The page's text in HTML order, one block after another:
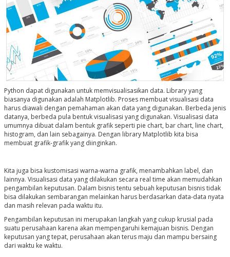
Python dapat digunakan untuk memvisualisasikan data. Library yang
biasanya digunakan adalah Matplotlib. Proses membuat visualisasi data
harus diawali dengan pemahaman akan data yang digunakan. Berbeda jenis
datanya, berbeda pula bentuk visualisasi yang digunakan. Visualisasi data
umumnya dibuat dalam bentuk grafik seperti pie chart, bar chart, line chart,
histogram, dan lain sebagainya. Dengan library Matplotlib kita bisa
membuat grafik-grafik yang diinginkan.
Kita juga bisa kustomisasi warna-warna grafik, menambahkan label, dan
lainnya. Visualisasi data yang dilakukan secara real time akan memudahkan
pengambilan keputusan. Dalam bisnis tentu sebuah keputusan bisnis tidak
bisa dilakukan sembarangan melainkan harus berdasarkan data-data nyata
dan masih relevan pada waktu itu.
Pengambilan keputusan ini merupakan langkah yang cukup krusial pada
suatu perusahaan karena akan mempengaruhi kemajuan bisnis. Dengan
keputusan yang tepat, perusahaan akan terus maju dan mampu bersaing
dari waktu ke waktu.